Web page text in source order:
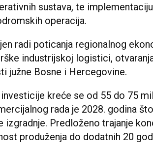
sustava, te
operacija.
radi poticanja regionalnog
industrijskoj logistici,
južne Bosne i Hercegovine.
kreće se od 55 do 75
rada je 2028. godina
izgradnje. Predloženo trajanje
produženja do dodatnih 20